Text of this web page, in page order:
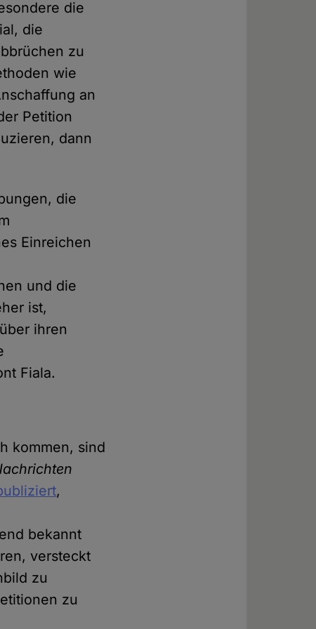
die
die
zu
wie
an
Petition
dann
die
Einreichen
und die
ist,
ihren
Fiala.
kommen, sind
,
bekannt
versteckt
zu
zu